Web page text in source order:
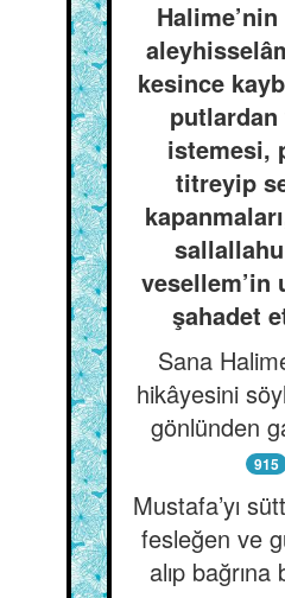
kesince
putlardan
istemesi,
titreyip
vesellem’in
şahadet
Sana
hikâyesini
gönlünden
915
Mustafa’yı
fesleğen ve
alıp